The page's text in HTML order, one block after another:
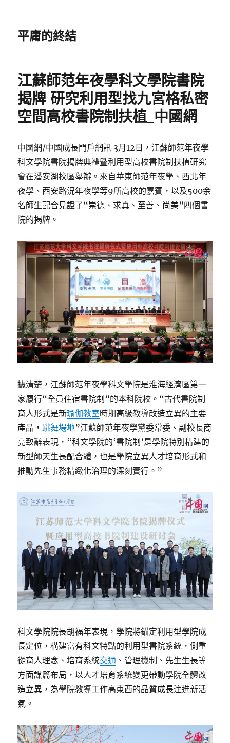
平庸的終結
江蘇師范年夜學科文學院書院
揭牌 研究利用型找九宮格私密
空間高校書院制扶植_中國網
中國網/中國成長門戶網訊 3月12日，江蘇師范年夜學
科文學院書院揭牌典禮暨利用型高校書院制扶植研究
會在潘安湖校區舉辦。來自華東師范年夜學、西北年
夜學、西安路況年夜學等9所高校的嘉賓，以及500余
名師生配合見證了“崇德、求真、至善、尚美”四個書
院的揭牌。
據清楚，江蘇師范年夜學科文學院是淮海經濟區第一
家履行“全員住宿書院制”的本科院校。“古代書院制
育人形式是新瑜伽教室時期高級教導改造立異的主要
產品，跳舞場地”江蘇師范年夜學黨委常委、副校長商
亮致辭表現，“科文學院的‘書院制’是學院特別構建的
新型師天生長配合體，也是學院立異人才培育形式和
推動先生事務精緻化治理的深刻實行。”
科文學院院長胡福年表現，學院將錨定利用型學院成
長定位，構建富有科文特點的利用型書院系統，側重
從育人理念、培育系統交通 、管理機制、先生生長等
方面謀篇布局，以人才培育系統變更帶動學院全體改
造立異，為學院教導工作高東西的品質成長注進新活
氣。